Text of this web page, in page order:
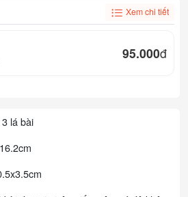
Xem chi tiết
95.000đ
lá bài